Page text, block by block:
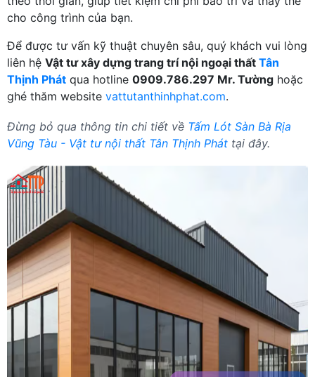
cho công trình của bạn.
Để được tư vấn kỹ thuật chuyên sâu, quý khách vui lòng
liên hệ Vật tư xây dựng trang trí nội ngoại thất Tân
Thịnh Phát qua hotline 0909.786.297 Mr. Tường hoặc
ghé thăm website vattutanthinhphat.com.
Đừng bỏ qua thông tin chi tiết về Tấm Lót Sàn Bà Rịa
Vũng Tàu - Vật tư nội thất Tân Thịnh Phát tại đây.